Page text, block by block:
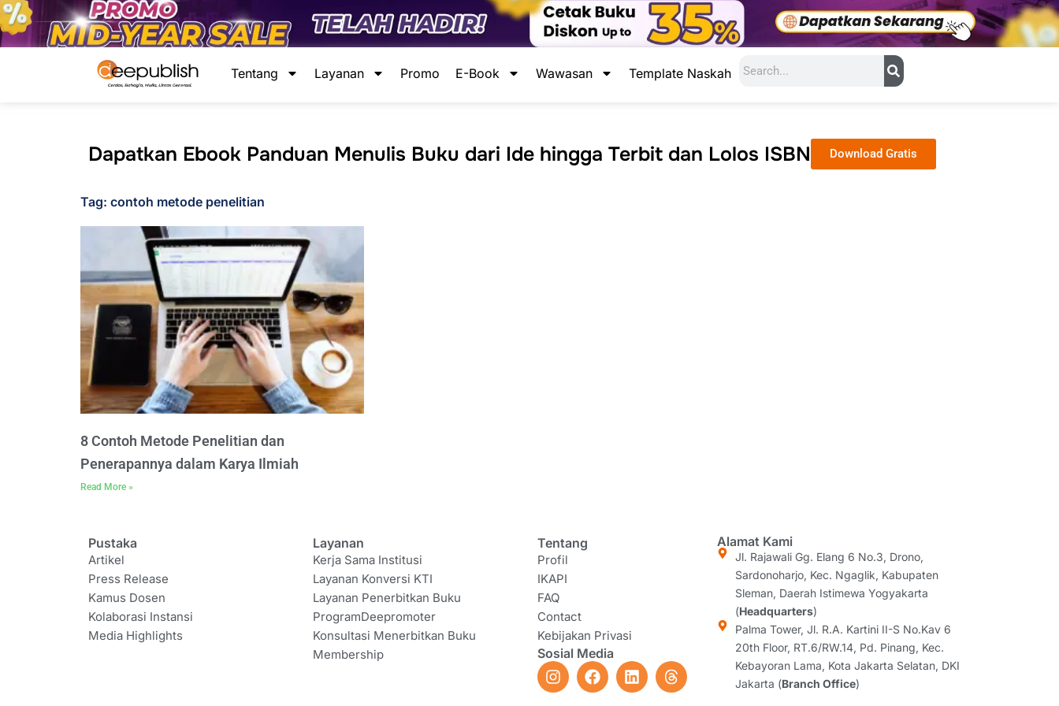
Lewati
ke
konten
Tentang
Layanan Promo E-Book Wawasan Template Naskah
Dapatkan Ebook Panduan Menulis Buku dari Ide hingga Terbit dan Lolos ISBN Download Gratis
Tag: contoh metode penelitian
8 Contoh Metode Penelitian dan
Penerapannya dalam Karya Ilmiah
Read More »
Pustaka
Artikel
Press Release
Kamus Dosen
Kolaborasi Instansi
Media Highlights
Layanan
Kerja Sama Institusi
Layanan Konversi KTI
Layanan Penerbitkan Buku
ProgramDeepromoter
Konsultasi Menerbitkan Buku
Membership
Tentang
Profil
IKAPI
FAQ
Contact
Kebijakan Privasi
Sosial Media
I
n
F
a
L
i
T
h
Alamat Kami
Jl. Rajawali Gg. Elang 6 No.3, Drono,
Sardonoharjo, Kec. Ngaglik, Kabupaten
Sleman, Daerah Istimewa Yogyakarta
(Headquarters)
Palma Tower, Jl. R.A. Kartini II-S No.Kav 6
20th Floor, RT.6/RW.14, Pd. Pinang, Kec.
Kebayoran Lama, Kota Jakarta Selatan, DKI
Jakarta (Branch Office)